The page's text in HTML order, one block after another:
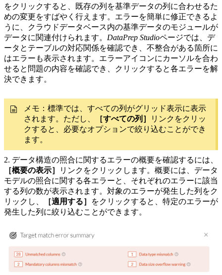
をクリックすると、既存の列を基準データの列に合わせるた
めの変更をすばやく行えます。エラーを簡単に修正できるよ
うに、クラウドデータベース内の基準データのモジュールが
データに関連付けられます。 DataPrep Studioページでは、デ
ータとテーブルの対応関係を確認でき、不整合がある箇所に
はエラーも表示されます。エラーアイコンにカーソルを合わ
せると問題の内容を確認でき、クリックすると各エラーを解
決できます。
メモ：標準では、すべての列がグリッド表示に表示
されます。ただし、
［すべての列］
リンクをクリッ
クすると、必要なオプションで絞り込むことができ
ます。
2. データ構造の照合に関するエラーの概要を確認するには、
［概要の表示］
リンクをクリックします。概要には、データ
モデルの照合に関する各エラーと、それぞれのエラーに該当
する列の数が表示されます。対象のエラーが発生した列をク
リックし、
［適用する］
をクリックすると、特定のエラーが
発生した列に絞り込むことができます。